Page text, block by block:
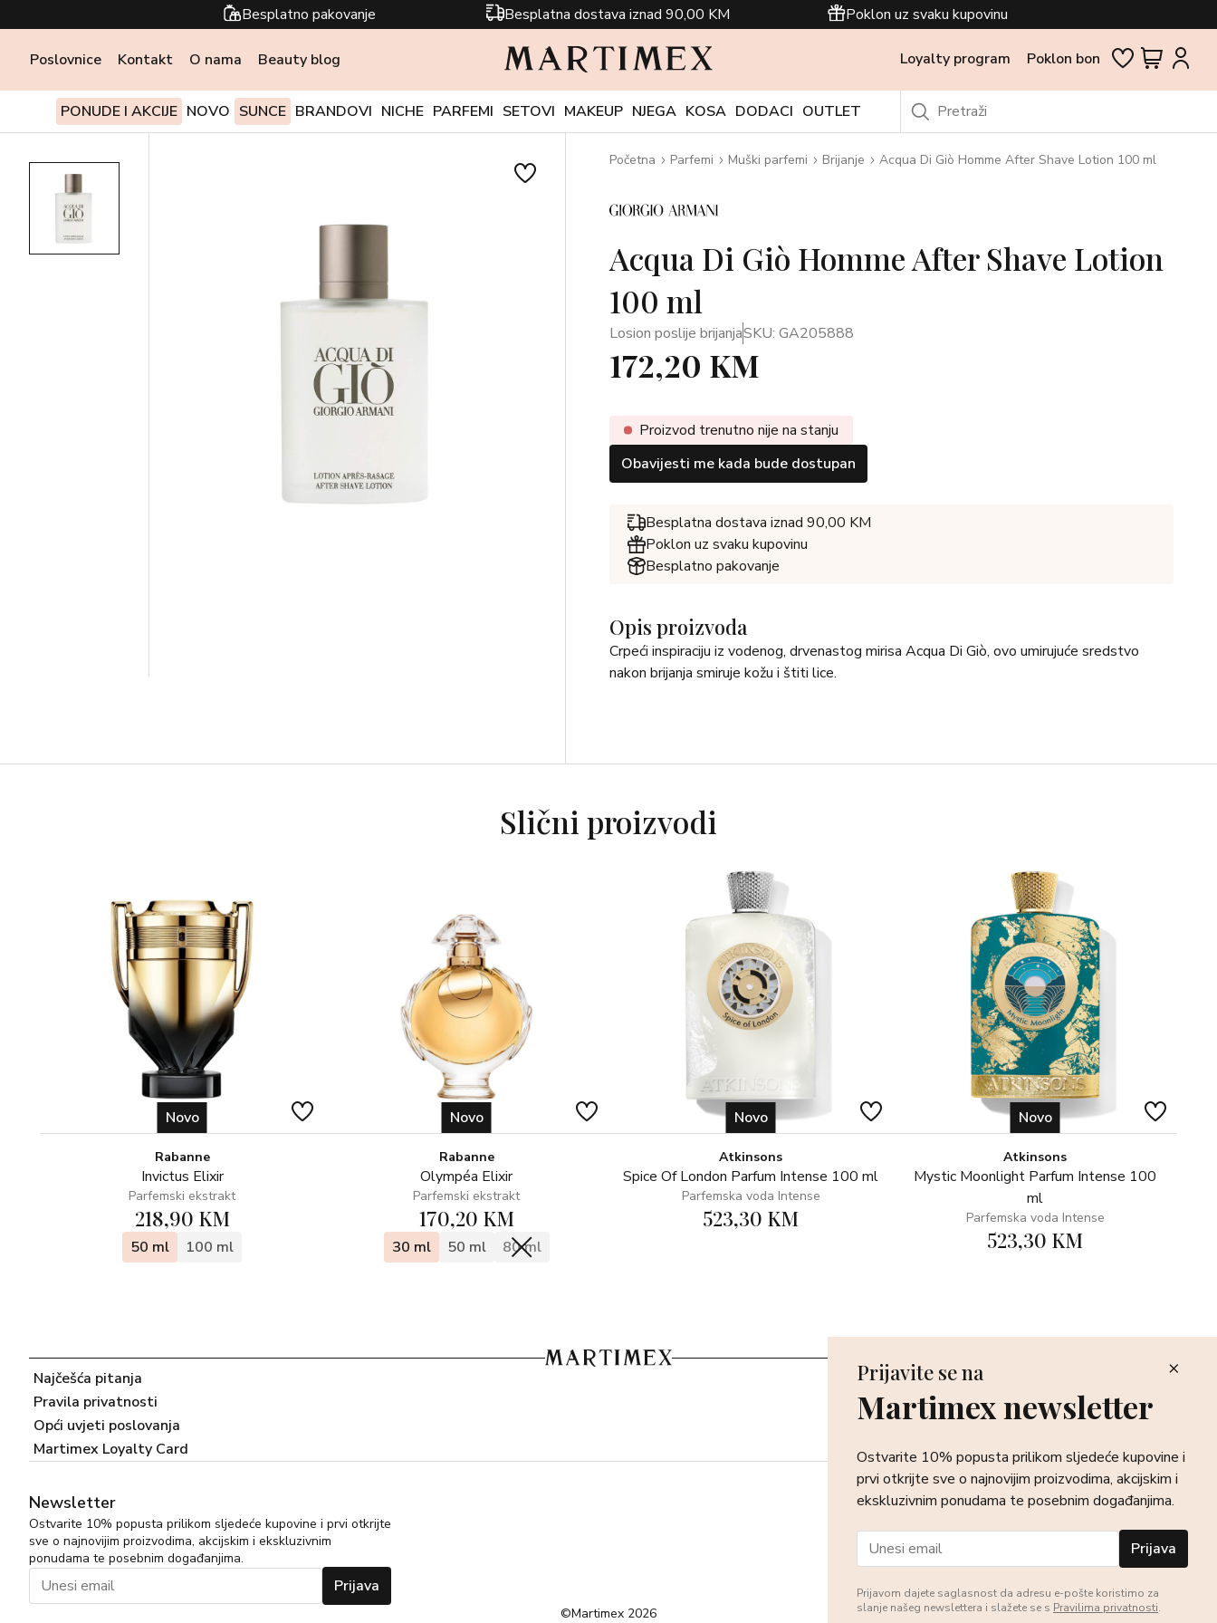
Besplatno pakovanje Besplatna dostava iznad 90,00 KM Poklon uz svaku kupovinu
Poslovnice Kontakt O nama Beauty blog Loyalty program Poklon bon
PONUDE I AKCIJE NOVO SUNCE BRANDOVI NICHE PARFEMI SETOVI MAKEUP NJEGA KOSA DODACI OUTLET
Početna Parfemi Muški parfemi Brijanje Acqua Di Giò Homme After Shave Lotion 100 ml
Acqua Di Giò Homme After Shave Lotion
100 ml
Losion poslije brijanjaSKU: GA205888
172,20 KM
Proizvod trenutno nije na stanju
Obavijesti me kada bude dostupan
Besplatna dostava iznad 90,00 KM
Poklon uz svaku kupovinu
Besplatno pakovanje
Opis proizvoda
Crpeći inspiraciju iz vodenog, drvenastog mirisa Acqua Di Giò, ovo umirujuće sredstvo
nakon brijanja smiruje kožu i štiti lice.
Slični proizvodi
Novo
Rabanne
Invictus Elixir
Parfemski ekstrakt
218,90 KM
50 ml 100 ml
Novo
Rabanne
Olympéa Elixir
Parfemski ekstrakt
170,20 KM
30 ml 50 ml 80 ml
Novo
Atkinsons
Spice Of London Parfum Intense 100 ml
Parfemska voda Intense
523,30 KM
Novo
Atkinsons
Mystic Moonlight Parfum Intense 100
ml
Parfemska voda Intense
523,30 KM
Najčešća pitanja
Pravila privatnosti
Opći uvjeti poslovanja
Martimex Loyalty Card
Poslovnice
Povrat i reklamacija
Dostava i isporuka
Plaćanje robe
Newsletter
Ostvarite 10% popusta prilikom sljedeće kupovine i prvi otkrijte
sve o najnovijim proizvodima, akcijskim i ekskluzivnim
ponudama te posebnim događanjima.
Prijava
©Martimex 2026
Prijavite se na
Martimex newsletter
Ostvarite 10% popusta prilikom sljedeće kupovine i
prvi otkrijte sve o najnovijim proizvodima, akcijskim i
ekskluzivnim ponudama te posebnim događanjima.
Prijava
Prijavom dajete saglasnost da adresu e-pošte koristimo za
slanje našeg newslettera i slažete se s Pravilima privatnosti.